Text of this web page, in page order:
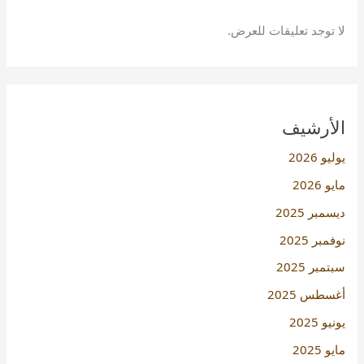
لا توجد تعليقات للعرض.
الأرشيف
يوليو 2026
مايو 2026
ديسمبر 2025
نوفمبر 2025
سبتمبر 2025
أغسطس 2025
يونيو 2025
مايو 2025